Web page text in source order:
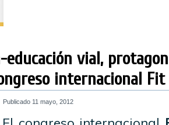
educación vial,
internacional
Publicado 11 mayo, 2012